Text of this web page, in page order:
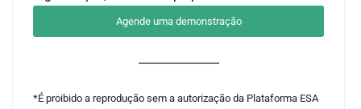
Agende uma demonstração
*É proibido a reprodução sem a autorização da Plataforma ESA